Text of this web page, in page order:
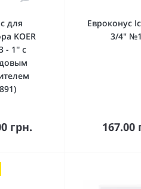
для
KOER
- 1'' с
грн.
Евроконус
3/4"
167.00
В